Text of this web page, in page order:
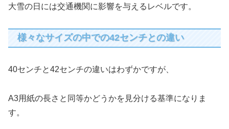
大雪の日には交通機関に影響を与えるレベルです。
様々なサイズの中での42センチとの違い
40センチと42センチの違いはわずかですが、
A3用紙の長さと同等かどうかを見分ける基準になりま
す。